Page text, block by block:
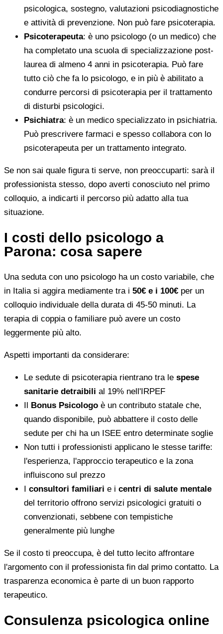
psicologica, sostegno, valutazioni psicodiagnostiche
e attività di prevenzione. Non può fare psicoterapia.
Psicoterapeuta: è uno psicologo (o un medico) che
ha completato una scuola di specializzazione post-
laurea di almeno 4 anni in psicoterapia. Può fare
tutto ciò che fa lo psicologo, e in più è abilitato a
condurre percorsi di psicoterapia per il trattamento
di disturbi psicologici.
Psichiatra: è un medico specializzato in psichiatria.
Può prescrivere farmaci e spesso collabora con lo
psicoterapeuta per un trattamento integrato.
Se non sai quale figura ti serve, non preoccuparti: sarà il
professionista stesso, dopo averti conosciuto nel primo
colloquio, a indicarti il percorso più adatto alla tua
situazione.
I costi dello psicologo a
Parona: cosa sapere
Una seduta con uno psicologo ha un costo variabile, che
in Italia si aggira mediamente tra i 50€ e i 100€ per un
colloquio individuale della durata di 45-50 minuti. La
terapia di coppia o familiare può avere un costo
leggermente più alto.
Aspetti importanti da considerare:
Le sedute di psicoterapia rientrano tra le spese
sanitarie detraibili al 19% nell'IRPEF
Il Bonus Psicologo è un contributo statale che,
quando disponibile, può abbattere il costo delle
sedute per chi ha un ISEE entro determinate soglie
Non tutti i professionisti applicano le stesse tariffe:
l'esperienza, l'approccio terapeutico e la zona
influiscono sul prezzo
I consultori familiari e i centri di salute mentale
del territorio offrono servizi psicologici gratuiti o
convenzionati, sebbene con tempistiche
generalmente più lunghe
Se il costo ti preoccupa, è del tutto lecito affrontare
l'argomento con il professionista fin dal primo contatto. La
trasparenza economica è parte di un buon rapporto
terapeutico.
Consulenza psicologica online